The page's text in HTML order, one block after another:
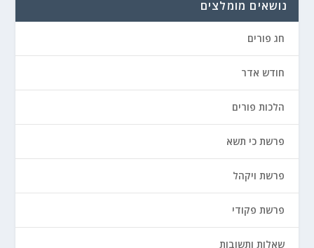
נושאים מומלצים
חג פורים
חודש אדר
הלכות פורים
פרשת כי תשא
פרשת ויקהל
פרשת פקודי
שאלות ותשובות